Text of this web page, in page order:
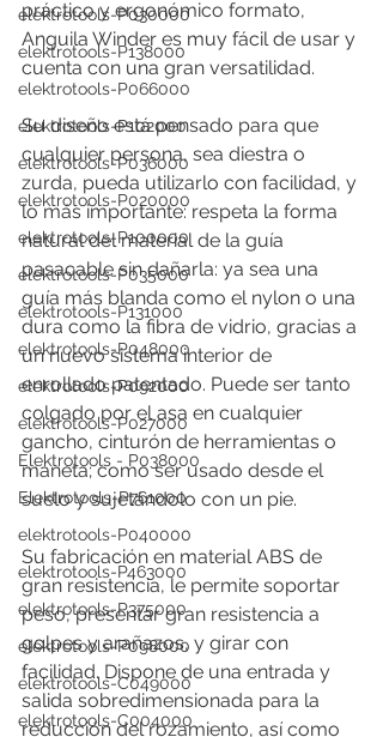
elektrotools-P030000
elektrotools-P138000
elektrotools-P066000
elektrotools-P102000
elektrotools-P036000
elektrotools-P020000
elektrotools-P100000
elektrotools-P035000
elektrotools-P131000
elektrotools-P048000
elektrotools-P092000
elektrotools-P027000
Elektrotools - P038000
Elektrotools-P761000
elektrotools-P040000
elektrotools-P463000
elektrotools-P375000
elektrotools-P098000
elektrotools-C049000
elektrotools-C004000
práctico y ergonómico formato,
Anguila Winder es muy fácil de usar y
cuenta con una gran versatilidad.
Su diseño está pensado para que
cualquier persona, sea diestra o
zurda, pueda utilizarlo con facilidad, y
lo más importante: respeta la forma
natural del material de la guía
pasacable sin dañarla: ya sea una
guía más blanda como el nylon o una
dura como la fibra de vidrio, gracias a
un nuevo sistema interior de
enrollado patentado. Puede ser tanto
colgado por el asa en cualquier
gancho, cinturón de herramientas o
maneta; como ser usado desde el
suelo y sujetándolo con un pie.
Su fabricación en material ABS de
gran resistencia, le permite soportar
peso, presentar gran resistencia a
golpes y arañazos, y girar con
facilidad. Dispone de una entrada y
salida sobredimensionada para la
reducción del rozamiento, así como